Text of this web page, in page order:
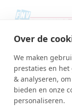
Over de
We maken
prestaties en het
& analyseren,
bieden en onze
personaliseren.